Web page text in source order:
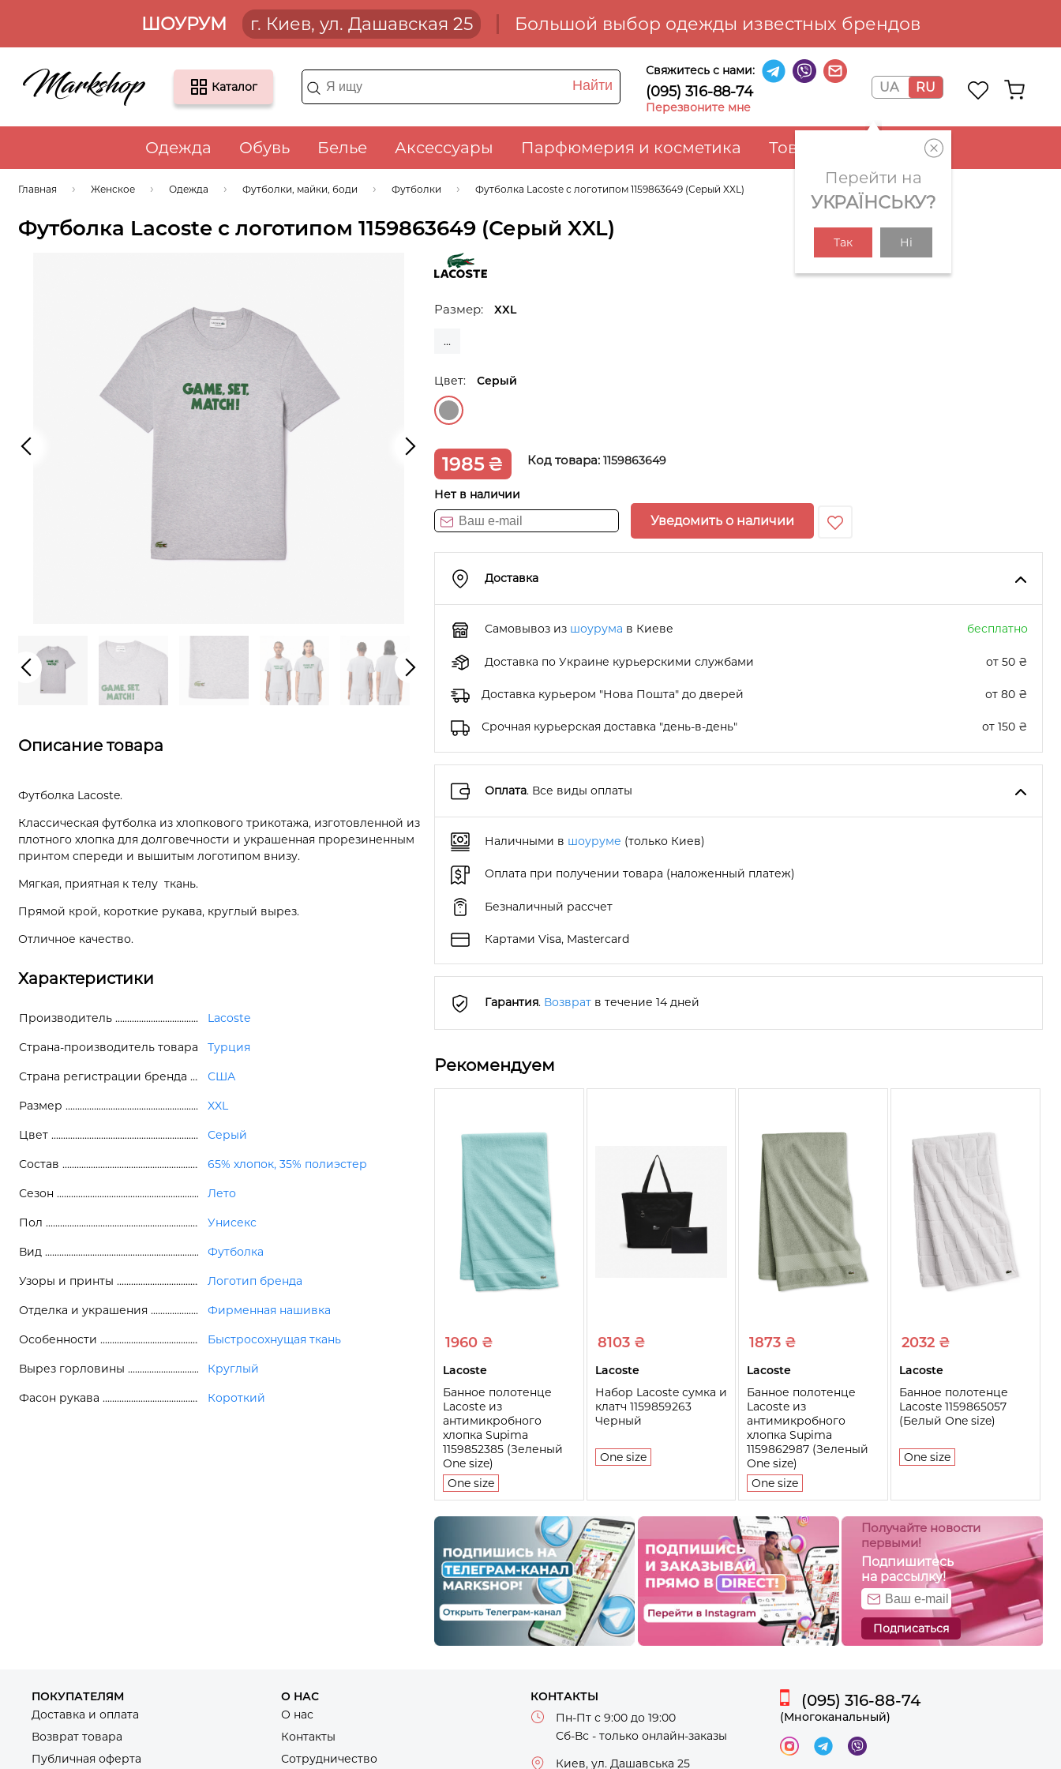
ШОУРУМ г. Киев, ул. Дашавская 25 Большой выбор одежды известных брендов
Каталог Найти
Свяжитесь с нами:
(095) 316-88-74
Перезвоните мне
UA RU
Перейти на
УКРАЇНСЬКУ?
Так Ні
Одежда Обувь Белье Аксессуары Парфюмерия и косметика Товары для дома
Главная Женское Одежда Футболки, майки, боди Футболки Футболка Lacoste с логотипом 1159863649 (Серый XXL)
Футболка Lacoste с логотипом 1159863649 (Серый XXL)
Размер: XXL
...
Цвет: Серый
1985₴ Код товара:1159863649
Нет в наличии
Уведомить о наличии
Доставка
Самовывоз из шоурума в Киеве бесплатно
Доставка по Украине курьерскими службами от 50 ₴
Доставка курьером "Нова Пошта" до дверей от 80 ₴
Срочная курьерская доставка "день-в-день" от 150 ₴
Оплата. Все виды оплаты
Наличными в шоуруме (только Киев)
Оплата при получении товара (наложенный платеж)
Безналичный рассчет
Картами Visa, Mastercard
Гарантия. Возврат в течение 14 дней
Рекомендуем
1960 ₴
Lacoste
Банное полотенце
Lacoste из
антимикробного
хлопка Supima
1159852385 (Зеленый
One size)
One size
8103 ₴
Lacoste
Набор Lacoste сумка и
клатч 1159859263
Черный
One size
1873 ₴
Lacoste
Банное полотенце
Lacoste из
антимикробного
хлопка Supima
1159862987 (Зеленый
One size)
One size
2032 ₴
Lacoste
Банное полотенце
Lacoste 1159865057
(Белый One size)
One size
Получайте новости
первыми!
Подпишитесь
на рассылку!
Подписаться
Описание товара
Футболка Lacoste.
Классическая футболка из хлопкового трикотажа, изготовленной из
плотного хлопка для долговечности и украшенная прорезиненным
принтом спереди и вышитым логотипом внизу.
Мягкая, приятная к телу ткань.
Прямой крой, короткие рукава, круглый вырез.
Отличное качество.
Характеристики
Производитель Lacoste
Страна-производитель товара Турция
Страна регистрации бренда США
Размер XXL
Цвет Серый
Состав 65% хлопок, 35% полиэстер
Сезон Лето
Пол Унисекс
Вид Футболка
Узоры и принты Логотип бренда
Отделка и украшения Фирменная нашивка
Особенности Быстросохнущая ткань
Вырез горловины Круглый
Фасон рукава Короткий
ПОКУПАТЕЛЯМ
Доставка и оплата
Возврат товара
Публичная оферта
О НАС
О нас
Контакты
Сотрудничество
КОНТАКТЫ
Пн-Пт с 9:00 до 19:00
Сб-Вс - только онлайн-заказы
Киев, ул. Дашавська 25
(095) 316-88-74
(Многоканальный)